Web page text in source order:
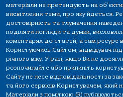
матеріали не претендують на
висвітлення теми, про яку йдеться.
достовірність та тлумачення
поділяти погляди та думки,
коментарях до статей, а сам ресурс
Користуючись Сайтом, відвідувач
річного віку. У разі, якщо Ви не
розпочинайте або припиніть
Сайту не несе відповідальності за
та його сервісів Користувачем, який
Матеріали з поміткою (R)